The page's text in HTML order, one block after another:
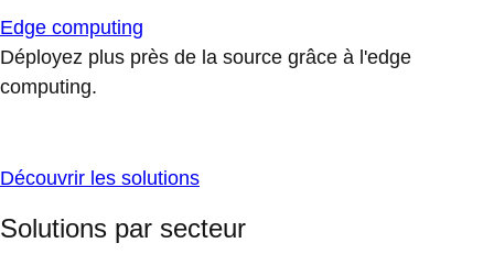
Edge computing
Déployez plus près de la source grâce à l'edge
computing.
Découvrir les solutions
Solutions par secteur